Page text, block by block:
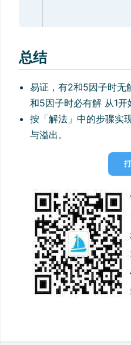
总结
易证，有2和5因子时无
和5因子时必有解 从1开
按「解法」中的步骤实
与溢出。